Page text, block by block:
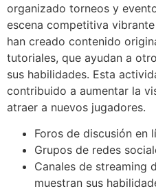
organizado torneos y
escena competitiva
han creado contenido
tutoriales, que ayudan a
sus habilidades. Esta
contribuido a aumentar la
atraer a nuevos jugadores.
Foros de discusión en
Grupos de redes
Canales de streaming
muestran sus